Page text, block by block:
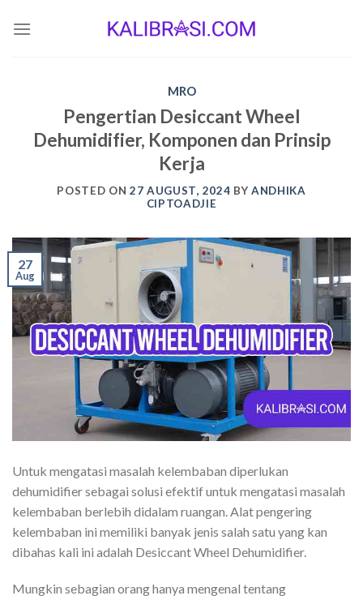
MRO
Pengertian Desiccant Wheel
Dehumidifier, Komponen dan Prinsip
Kerja
POSTED ON27 AUGUST, 2024 BY ANDHIKA
CIPTOADJIE
27
Aug
Untuk mengatasi masalah kelembaban diperlukan
dehumidifier sebagai solusi efektif untuk mengatasi masalah
kelembaban berlebih didalam ruangan. Alat pengering
kelembaban ini memiliki banyak jenis salah satu yang kan
dibahas kali ini adalah Desiccant Wheel Dehumidifier.
Mungkin sebagian orang hanya mengenal tentang